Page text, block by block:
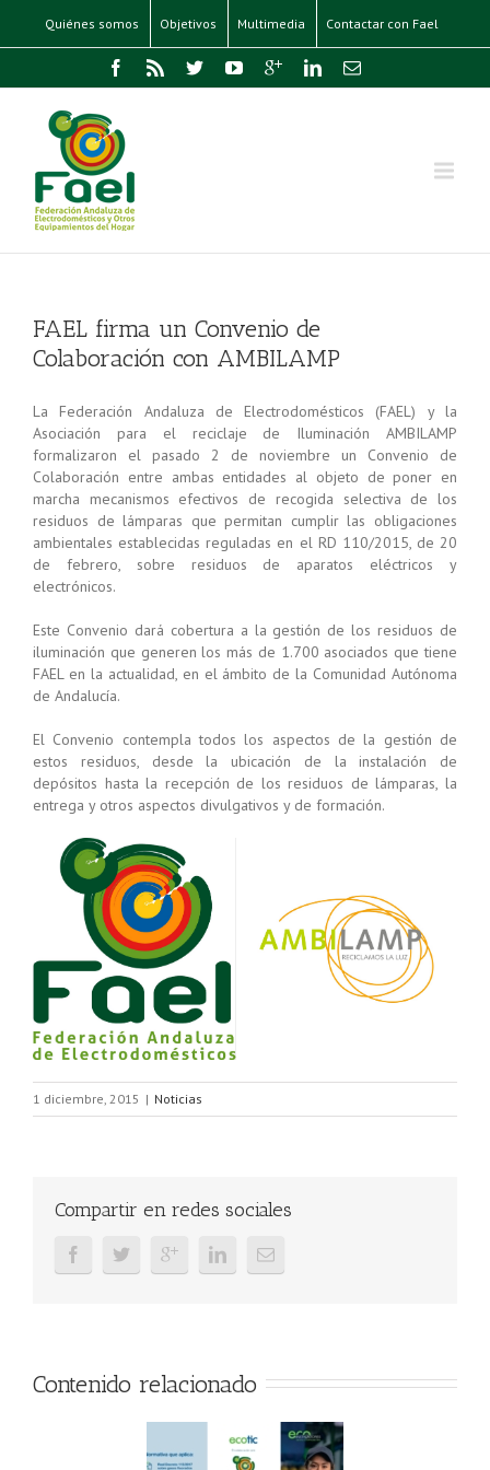
Quiénes somos Objetivos Multimedia Contactar con Fael
FAEL firma un Convenio de
Colaboración con AMBILAMP
La Federación Andaluza de Electrodomésticos (FAEL) y la
Asociación para el reciclaje de Iluminación AMBILAMP
formalizaron el pasado 2 de noviembre un Convenio de
Colaboración entre ambas entidades al objeto de poner en
marcha mecanismos efectivos de recogida selectiva de los
residuos de lámparas que permitan cumplir las obligaciones
ambientales establecidas reguladas en el RD 110/2015, de 20
de febrero, sobre residuos de aparatos eléctricos y
electrónicos.
Este Convenio dará cobertura a la gestión de los residuos de
iluminación que generen los más de 1.700 asociados que tiene
FAEL en la actualidad, en el ámbito de la Comunidad Autónoma
de Andalucía.
El Convenio contempla todos los aspectos de la gestión de
estos residuos, desde la ubicación de la instalación de
depósitos hasta la recepción de los residuos de lámparas, la
entrega y otros aspectos divulgativos y de formación.
1 diciembre, 2015 | Noticias
Compartir en redes sociales
Contenido relacionado